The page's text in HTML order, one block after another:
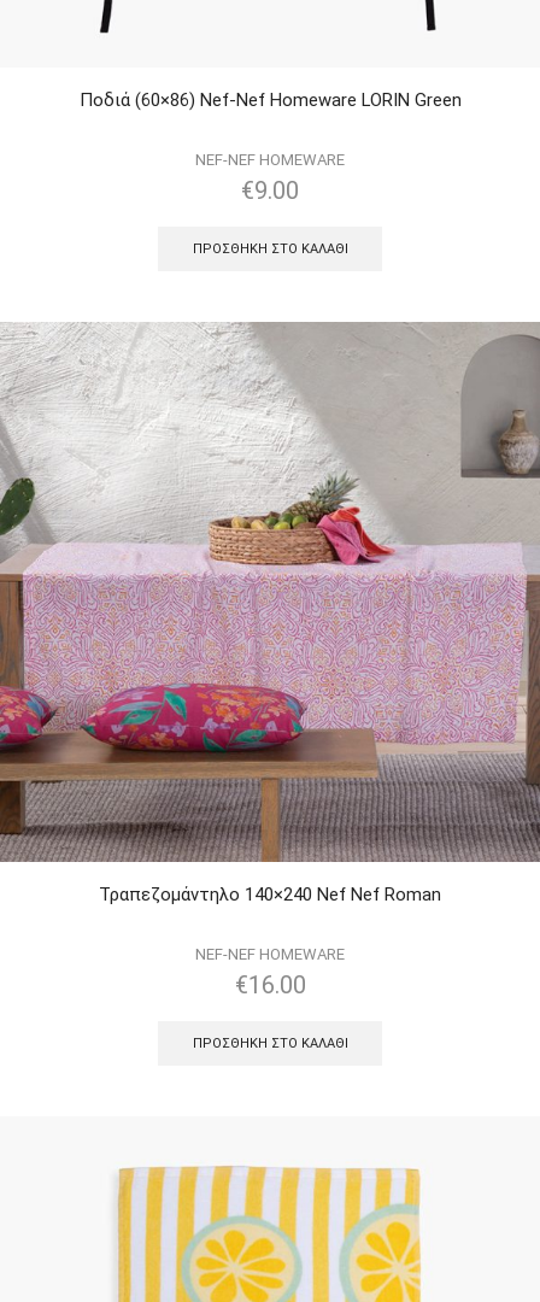
Ποδιά (60×86) Nef-Nef Homeware LORIN Green
NEF-NEF HOMEWARE
€9.00
ΠΡΟΣΘΉΚΗ ΣΤΟ ΚΑΛΆΘΙ
Τραπεζομάντηλο 140×240 Nef Nef Roman
NEF-NEF HOMEWARE
€16.00
ΠΡΟΣΘΉΚΗ ΣΤΟ ΚΑΛΆΘΙ